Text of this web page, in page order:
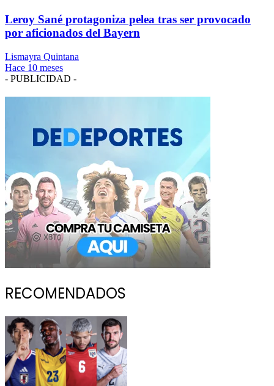
Leroy Sané protagoniza pelea tras ser provocado
por aficionados del Bayern
Lismayra Quintana
Hace 10 meses
- PUBLICIDAD -
RECOMENDADOS